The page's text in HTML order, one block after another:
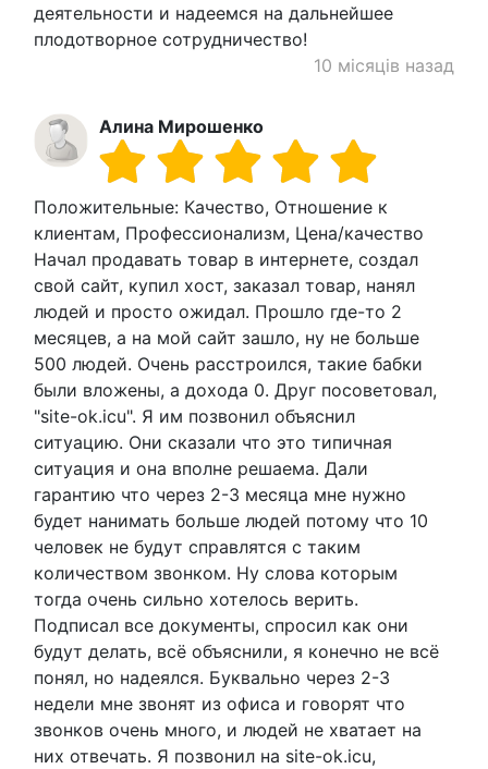
деятельности и надеемся на дальнейшее
плодотворное сотрудничество!
10 місяців назад
Алина Мирошенко
Положительные: Качество, Отношение к
клиентам, Профессионализм, Цена/качество
Начал продавать товар в интернете, создал
свой сайт, купил хост, заказал товар, нанял
людей и просто ожидал. Прошло где-то 2
месяцев, а на мой сайт зашло, ну не больше
500 людей. Очень расстроился, такие бабки
были вложены, а дохода 0. Друг посоветовал,
"site-ok.icu". Я им позвонил объяснил
ситуацию. Они сказали что это типичная
ситуация и она вполне решаема. Дали
гарантию что через 2-3 месяца мне нужно
будет нанимать больше людей потому что 10
человек не будут справлятся с таким
количеством звонком. Ну слова которым
тогда очень сильно хотелось верить.
Подписал все документы, спросил как они
будут делать, всё объяснили, я конечно не всё
понял, но надеялся. Буквально через 2-3
недели мне звонят из офиса и говорят что
звонков очень много, и людей не хватает на
них отвечать. Я позвонил на site-ok.icu,